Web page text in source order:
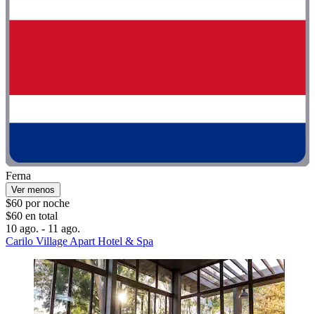
Ferna
Ver menos
$60 por noche
$60 en total
10 ago. - 11 ago.
Carilo Village Apart Hotel & Spa